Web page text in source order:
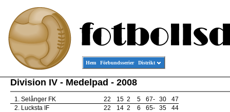
Hem Förbundsserier Distrikt
Division IV - Medelpad - 2008
1. Selånger FK 22 15 2 5 67- 30
47
2. Lucksta IF 22 14 2 6 65- 35
44